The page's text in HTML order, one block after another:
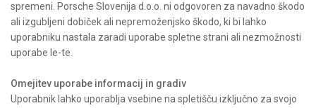
spremeni. Porsche Slovenija d.o.o. ni odgovoren za navadno škodo
ali izgubljeni dobiček ali nepremoženjsko škodo, ki bi lahko
uporabniku nastala zaradi uporabe spletne strani ali nezmožnosti
uporabe le-te.
Omejitev uporabe informacij in gradiv
Uporabnik lahko uporablja vsebine na spletišču izključno za svojo